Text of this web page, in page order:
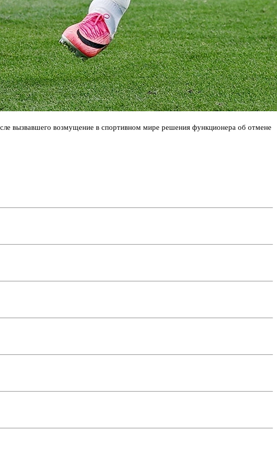
вызвавшего возмущение в спортивном мире решения функционера об отмене